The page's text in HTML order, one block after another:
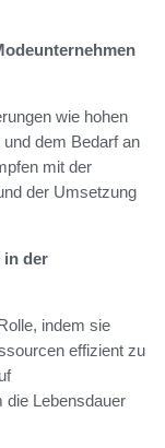
wie hohen
dem Bedarf an
mit der
der Umsetzung
in der
indem sie
effizient zu
die Lebensdauer